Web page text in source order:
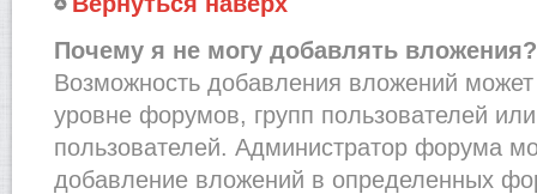
Почему я не могу добавлять вложения?
Возможность добавления вложений может
уровне форумов, групп пользователей
пользователей. Администратор форума
добавление вложений в определенных